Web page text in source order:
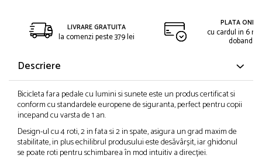
LIVRARE GRATUITA
la comenzi peste 379 lei
PLATA
cu cardul in 6
dobanda
Descriere
Bicicleta fara pedale cu lumini si sunete este un produs certificat si
conform cu standardele europene de siguranta, perfect pentru copii
incepand cu varsta de 1 an.
Design-ul cu 4 roti, 2 in fata si 2 in spate, asigura un grad maxim de
stabilitate, in plus echilibrul produsului este desăvârșit, iar ghidonul
se poate roti pentru schimbarea în mod intuitiv a direcției.